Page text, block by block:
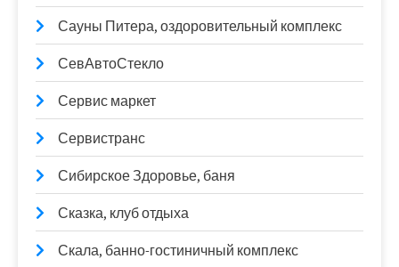
Сауны Питера, оздоровительный комплекс
СевАвтоСтекло
Сервис маркет
Сервистранс
Сибирское Здоровье, баня
Сказка, клуб отдыха
Скала, банно-гостиничный комплекс